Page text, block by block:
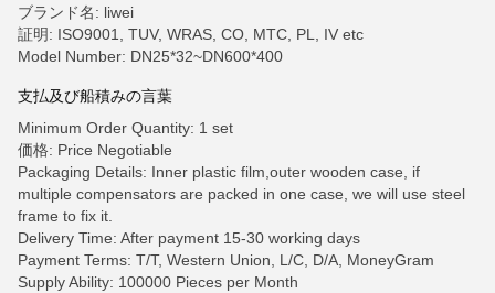
ブランド名: liwei
証明: ISO9001, TUV, WRAS, CO, MTC, PL, IV etc
Model Number: DN25*32~DN600*400
支払及び船積みの言葉
Minimum Order Quantity: 1 set
価格: Price Negotiable
Packaging Details: Inner plastic film,outer wooden case, if
multiple compensators are packed in one case, we will use steel
frame to fix it.
Delivery Time: After payment 15-30 working days
Payment Terms: T/T, Western Union, L/C, D/A, MoneyGram
Supply Ability: 100000 Pieces per Month